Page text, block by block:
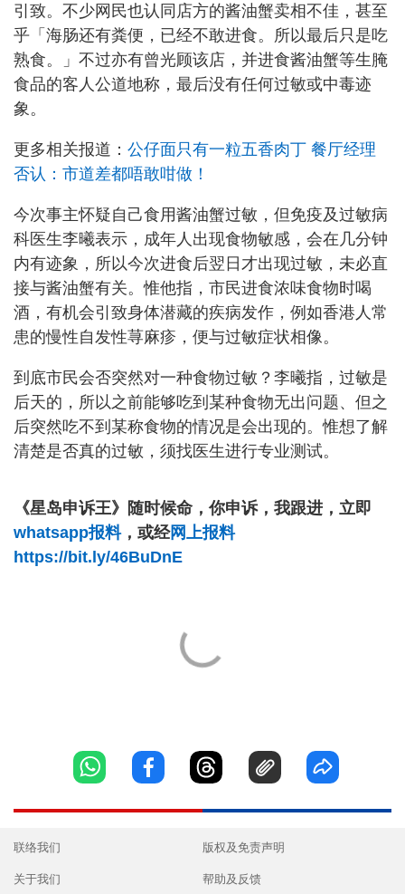
引致。不少网民也认同店方的酱油蟹卖相不佳，甚至
乎「海肠还有粪便，已经不敢进食。所以最后只是吃
熟食。」不过亦有曾光顾该店，并进食酱油蟹等生腌
食品的客人公道地称，最后没有任何过敏或中毒迹
象。
更多相关报道： 公仔面只有一粒五香肉丁 餐厅经理
否认：市道差都唔敢咁做！
今次事主怀疑自己食用酱油蟹过敏，但免疫及过敏病
科医生李曦表示，成年人出现食物敏感，会在几分钟
内有迹象，所以今次进食后翌日才出现过敏，未必直
接与酱油蟹有关。惟他指，市民进食浓味食物时喝
酒，有机会引致身体潜藏的疾病发作，例如香港人常
患的慢性自发性荨麻疹，便与过敏症状相像。
到底市民会否突然对一种食物过敏？李曦指，过敏是
后天的，所以之前能够吃到某种食物无出问题、但之
后突然吃不到某称食物的情况是会出现的。惟想了解
清楚是否真的过敏，须找医生进行专业测试。
《星岛申诉王》随时候命，你申诉，我跟进，立即
whatsapp报料，或经网上报料
https://bit.ly/46BuDnE
联络我们
关于我们
版权及免责声明
帮助及反馈